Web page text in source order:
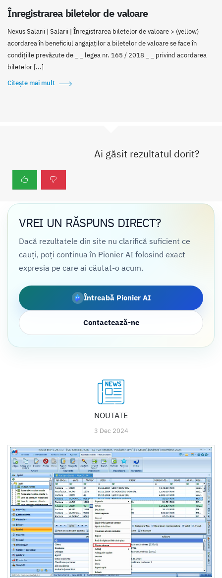
Înregistrarea biletelor de valoare
Nexus Salarii | Salarii | Înregistrarea biletelor de valoare > (yellow)
acordarea în beneficiul angajaților a biletelor de valoare se face în
condițiile prevăzute de _ _ legea nr. 165 / 2018 _ _ privind acordarea
biletelor [...]
Citește mai mult
Ai găsit rezultatul dorit?
VREI UN RĂSPUNS DIRECT?
Dacă rezultatele din site nu clarifică suficient ce
cauți, poți continua în Pionier AI folosind exact
expresia pe care ai căutat-o acum.
Întreabă Pionier AI
Contactează-ne
NOUTATE
3 Dec 2024